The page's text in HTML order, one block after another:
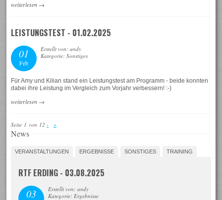
weiterlesen →
LEISTUNGSTEST - 01.02.2025
01
Feb
Erstellt von: andy
Kategorie: Sonstiges
Für Amy und Kilian stand ein Leistungstest am Programm - beide konnten
dabei ihre Leistung im Vergleich zum Vorjahr verbessern! :-)
weiterlesen →
Seite 1 von 12 › »
News
VERANSTALTUNGEN ERGEBNISSE SONSTIGES TRAINING
RTF ERDING - 03.08.2025
03
Erstellt von: andy
Kategorie: Ergebnisse